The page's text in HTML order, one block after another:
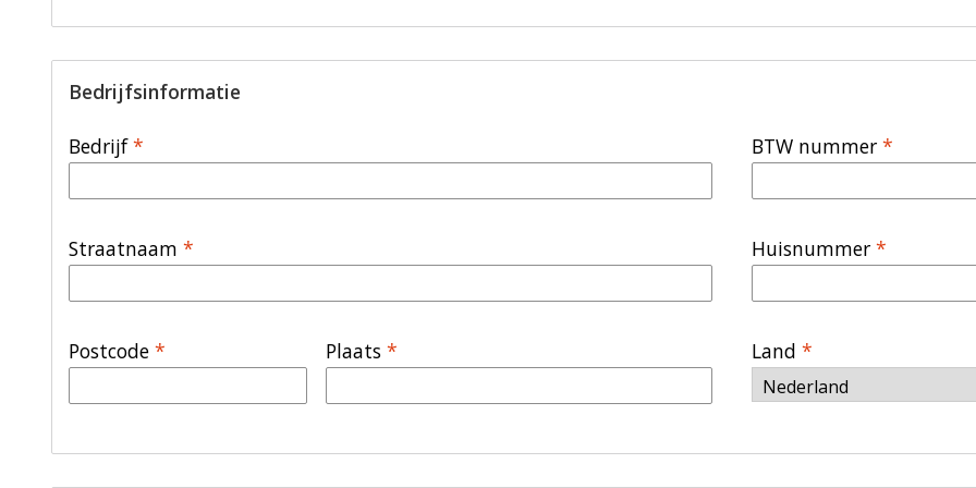
Bedrijfsinformatie
Bedrijf* BTW nummer*
Straatnaam * Huisnummer*
Postcode * Plaats* Land*